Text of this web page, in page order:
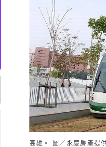
高雄。 圖／永慶房產提